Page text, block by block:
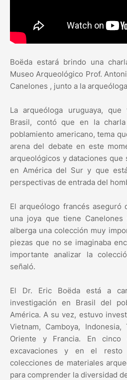
Boëda estará brindo una
Museo Arqueológico Prof.
Canelones , junto a la
La arqueóloga uruguaya, que
Brasil, contó que en la
poblamiento americano, tema
arena del debate en este
arqueológicos y dataciones que
en América del Sur y que
perspectivas de entrada del
El arqueólogo francés aseguró
una joya que tiene
alberga una colección muy
piezas que no se imaginaba
importante analizar la
señaló.
El Dr. Eric Boëda está a
investigación en Brasil del
América. A su vez, estuvo
Vietnam, Camboya,
Oriente y Francia. En
excavaciones y en el
colecciones de materiales
para comprender la diversidad